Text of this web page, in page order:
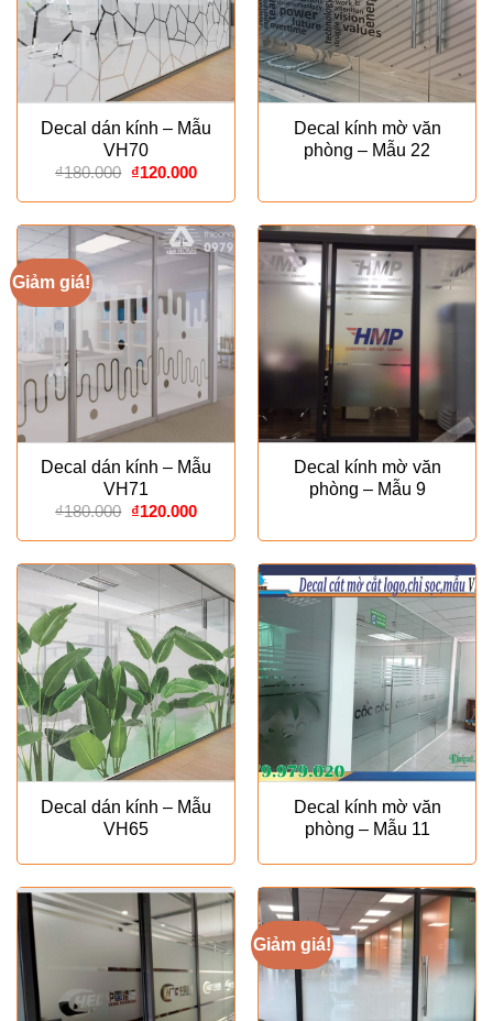
Decal dán kính – Mẫu
VH70
₫180.000 Giá
là:
₫180.000.
₫120.000Giá
tại
là:
₫120.000.
Decal kính mờ văn
phòng – Mẫu 22
Giảm giá!
Decal dán kính – Mẫu
VH71
₫180.000 Giá
là:
₫180.000.
₫120.000Giá
tại
là:
₫120.000.
Decal kính mờ văn
phòng – Mẫu 9
Decal dán kính – Mẫu
VH65
Decal kính mờ văn
phòng – Mẫu 11
Giảm giá!